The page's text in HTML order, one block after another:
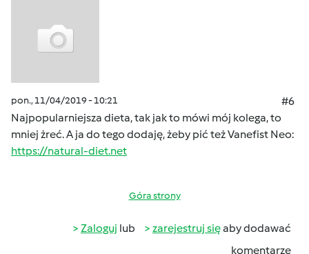
pon., 11/04/2019 - 10:21
#6
Najpopularniejsza dieta, tak jak to mówi mój kolega, to
mniej żreć. A ja do tego dodaję, żeby pić też Vanefist Neo:
https://natural-diet.net
Góra strony
Zaloguj lub zarejestruj sięaby dodawać
komentarze